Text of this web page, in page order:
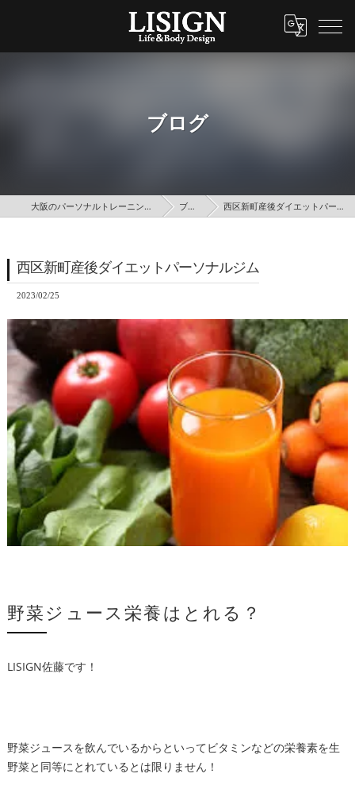
ブログ
大阪のパーソナルトレーニングはLISIGN ブログ 西区新町産後ダイエットパーソナルジム
西区新町産後ダイエットパーソナルジム
2023/02/25
野菜ジュース栄養はとれる？
LISIGN佐藤です！
野菜ジュースを飲んでいるからといってビタミンなどの栄養素を生
野菜と同等にとれているとは限りません！